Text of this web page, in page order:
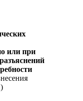
или при